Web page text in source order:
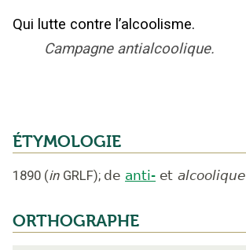
Qui lutte contre l’alcoolisme.
Campagne antialcoolique.
ÉTYMOLOGIE
1890 (in GRLF); de anti- et alcoolique
ORTHOGRAPHE